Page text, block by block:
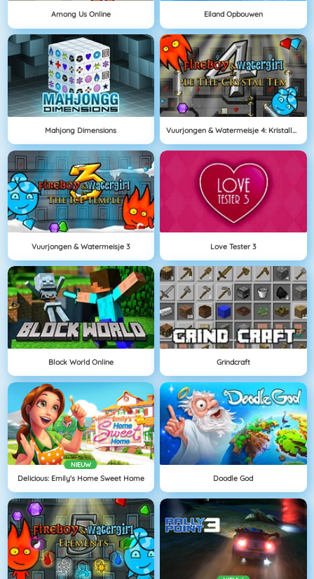
Among Us Online Eiland Opbouwen
Mahjong Dimensions Vuurjongen & Watermeisje 4: Kristallen Tempel
Vuurjongen & Watermeisje 3 Love Tester 3
Block World Online Grindcraft
NIEUW
Delicious: Emily's Home Sweet Home Doodle God